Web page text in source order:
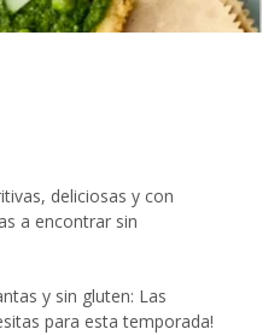
deliciosas y con
a encontrar sin
y sin gluten: Las
para esta temporada!